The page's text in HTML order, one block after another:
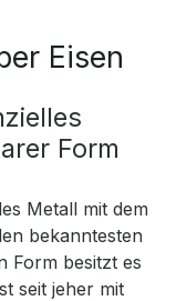
Eisen
Form
Metall mit dem
bekanntesten
Form besitzt es
seit jeher mit